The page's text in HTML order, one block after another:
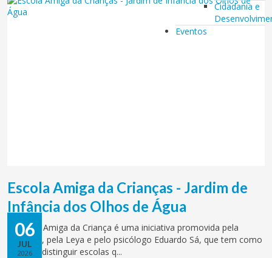
Cidadania e
Eventos
06
JUL
2026
Escola Amiga da Crianças - Jardim de
Infância dos Olhos de Água
A Escola Amiga da Criança é uma iniciativa promovida pela
CONFAP, pela Leya e pelo psicólogo Eduardo Sá, que tem como
objetivo distinguir escolas q...